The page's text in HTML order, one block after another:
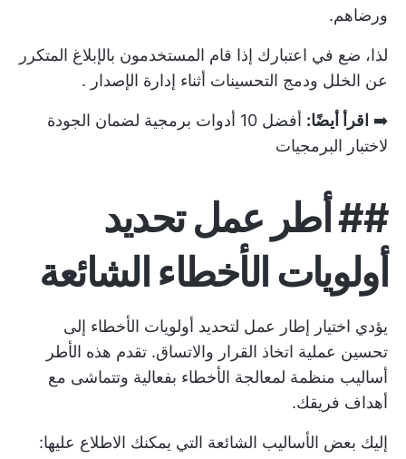
ورضاهم.
لذا، ضع في اعتبارك إذا قام المستخدمون بالإبلاغ المتكرر
عن الخلل ودمج التحسينات أثناء إدارة الإصدار .
➡️ اقرأ أيضًا:
أفضل 10 أدوات برمجية لضمان الجودة
لاختبار البرمجيات
## أطر عمل تحديد
أولويات الأخطاء الشائعة
يؤدي اختيار إطار عمل لتحديد أولويات الأخطاء إلى
تحسين عملية اتخاذ القرار والاتساق. تقدم هذه الأطر
أساليب منظمة لمعالجة الأخطاء بفعالية وتتماشى مع
أهداف فريقك.
إليك بعض الأساليب الشائعة التي يمكنك الاطلاع عليها: